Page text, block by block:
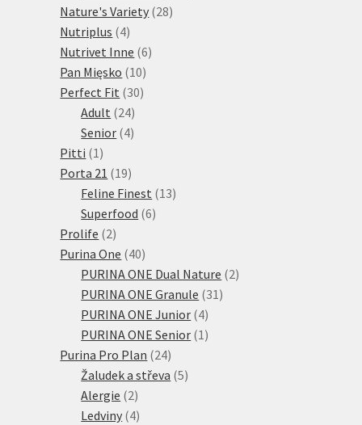
Nature's Variety 2828
Nutriplus 44
produkty
Nutrivet Inne 66
Pan Mięsko 1010
produktů
Perfect Fit 3030
Adult 2424
produktů
Senior 44
Pitti 1 1
produkt
Porta 21 1919
produktů
Feline Finest 1313
Superfood 66
Prolife 22
produkty
Purina One 4040
produktů
PURINA ONE Dual Nature 22
PURINA ONE Granule 31 31
PURINA ONE Junior 44
produkty
PURINA ONE Senior 1 1
Purina Pro Plan 2424
produktů
Žaludek a střeva 55
Alergie 22
produkty
Ledviny 44